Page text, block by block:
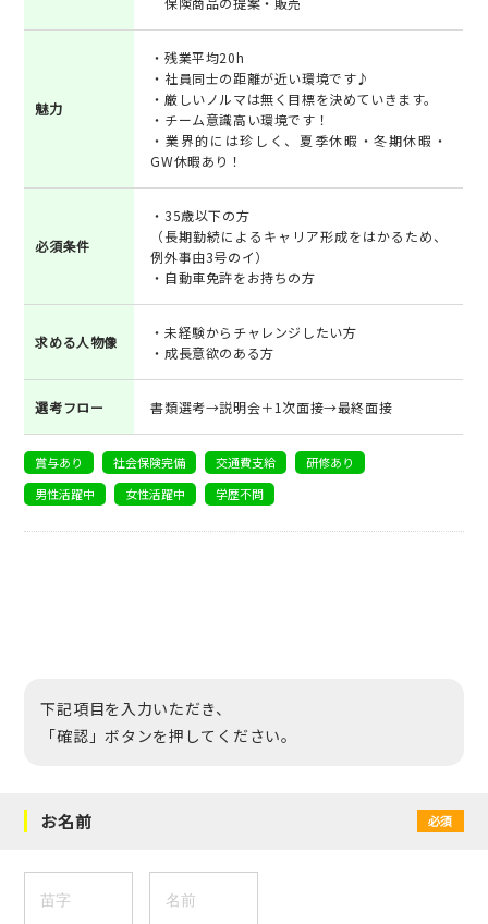
魅力
・残業平均20h
・社員同士の距離が近い環境です♪
・厳しいノルマは無く目標を決めていきます。
・チーム意識高い環境です！
・業界的には珍しく、夏季休暇・冬期休暇・
GW休暇あり！
必須条件
・35歳以下の方
（長期勤続によるキャリア形成をはかるため、
例外事由3号のイ）
・自動車免許をお持ちの方
求める人物像
・未経験からチャレンジしたい方
・成長意欲のある方
選考フロー 書類選考→説明会＋1次面接→最終面接
賞与あり 社会保険完備 交通費支給
研修あり
男性活躍中
女性活躍中 学歴不問
下記項目を入力いただき、
「確認」ボタンを押してください。
お名前 必須